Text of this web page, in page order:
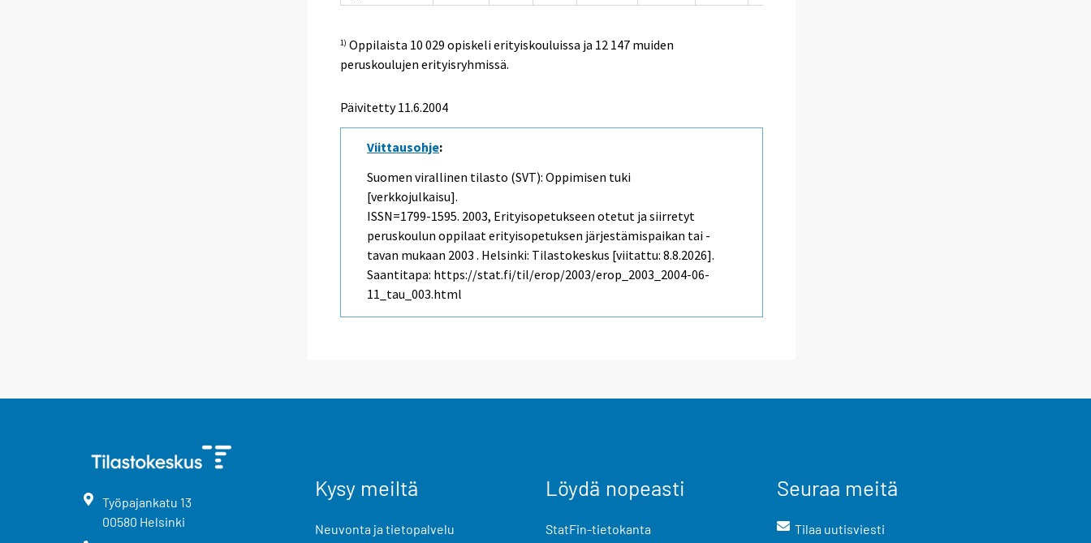
1) Oppilaista 10 029 opiskeli erityiskouluissa ja 12 147 muiden
peruskoulujen erityisryhmissä.
Päivitetty11.6.2004
Viittausohje:
Suomen virallinen tilasto (SVT): Oppimisen tuki
[verkkojulkaisu].
ISSN=1799-1595. 2003, Erityisopetukseen otetut ja siirretyt
peruskoulun oppilaat erityisopetuksen järjestämispaikan tai -
tavan mukaan 2003 . Helsinki: Tilastokeskus [viitattu: 8.8.2026].
Saantitapa: https://stat.fi/til/erop/2003/erop_2003_2004-06-
11_tau_003.html
Työpajankatu 13
00580 Helsinki
Kysy meiltä
Neuvonta ja tietopalvelu
Löydä nopeasti
StatFin-tietokanta
Seuraa meitä
Tilaa uutisviesti